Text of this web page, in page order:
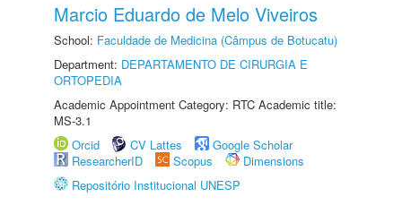
Marcio Eduardo de Melo Viveiros
School: Faculdade de Medicina (Câmpus de Botucatu)
Department: DEPARTAMENTO DE CIRURGIA E
ORTOPEDIA
Academic Appointment Category: RTC Academic title:
MS-3.1
Orcid
CV Lattes
Google Scholar
ResearcherID
Scopus
Dimensions
Repositório Institucional UNESP